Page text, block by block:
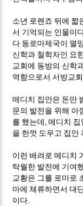
소년 로렌죠 뒤에 짧
서 기억되는 인물이
다 동로마제국이 멸
신학과 철학자인 요
교회에 동방의 신학
역함으로서 서방교
메디치 집안은 돈만
문의 발전을 위해 아
를 했는데 ,메디치 집
을 한껏 도우고 집안
이런 배려로 메디치
탁월한 발전에 기여
교황은 그를 로마로
마에 체류하면서 대
이다